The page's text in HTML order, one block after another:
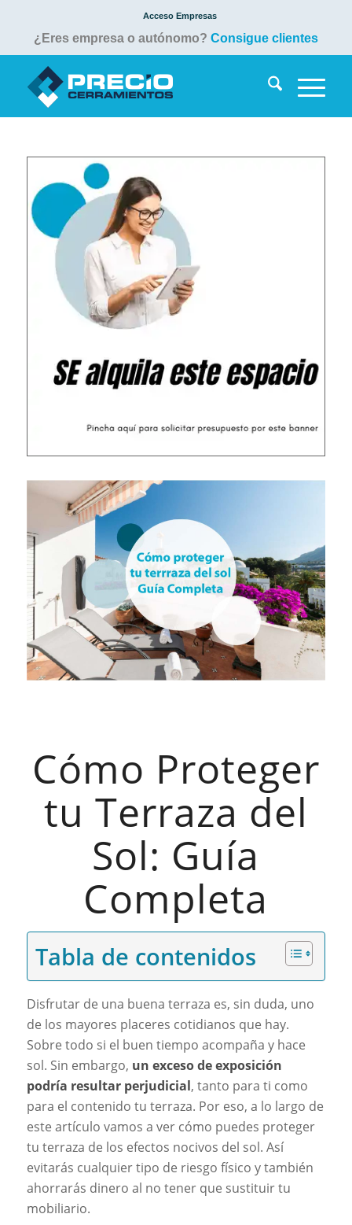
Acceso Empresas
¿Eres empresa o autónomo? Consigue clientes
Cómo Proteger
tu Terraza del
Sol: Guía
Completa
Tabla de contenidos
Disfrutar de una buena terraza es, sin duda, uno
de los mayores placeres cotidianos que hay.
Sobre todo si el buen tiempo acompaña y hace
sol. Sin embargo, un exceso de exposición
podría resultar perjudicial, tanto para ti como
para el contenido tu terraza. Por eso, a lo largo de
este artículo vamos a ver cómo puedes proteger
tu terraza de los efectos nocivos del sol. Así
evitarás cualquier tipo de riesgo físico y también
ahorrarás dinero al no tener que sustituir tu
mobiliario.